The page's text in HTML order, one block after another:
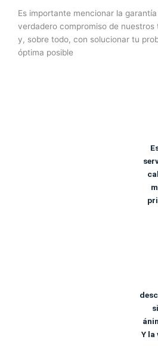
Es importante mencionar la
verdadero compromiso de
y, sobre todo, con solucionar tu
óptima posible
Y la